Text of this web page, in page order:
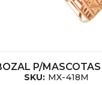
P/MASCOTAS
SKU: MX-418M